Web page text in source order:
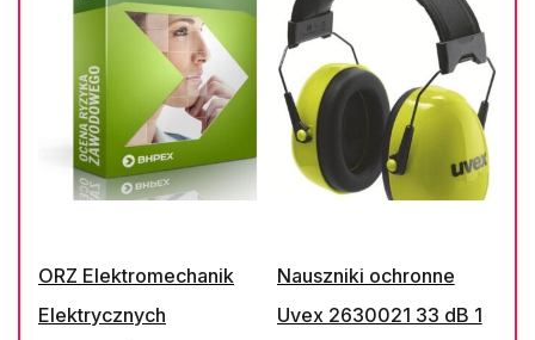
ORZ Elektromechanik
Elektrycznych
Nauszniki ochronne
Uvex 2630021 33 dB 1